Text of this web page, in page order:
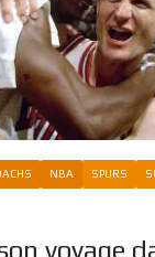
NBA SPURS
voyage